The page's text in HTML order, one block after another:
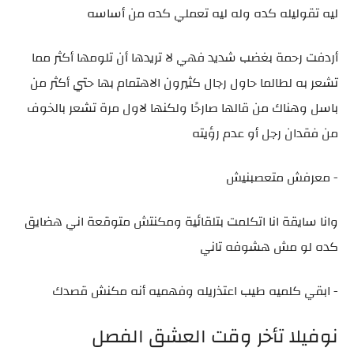
ليه تقوليله كده وله ليه تعملي كده من أساسه
أردفت رحمة بغضب شديد فهي لا تريدها أن تلومها أكثر مما
تشعر به لطالما حاول رجال كثيرون الاهتمام بها حتي أكثر من
باسل وهناك من قالها صارحًا ولكنها لاول مرة تشعر بالخوف
من فقدان رجل أو عدم رؤيته
- معرفش متعصبنيش
وانا سايقة انا اتكلمت بتلقائية ومكنتش متوقعة اني هضايق
كده لو مش هشوفه تاني
- ابقي كلميه طيب اعتذريله وفهميه أنه مكنش قصدك
نوفيلا تأخر وقت العشق الفصل